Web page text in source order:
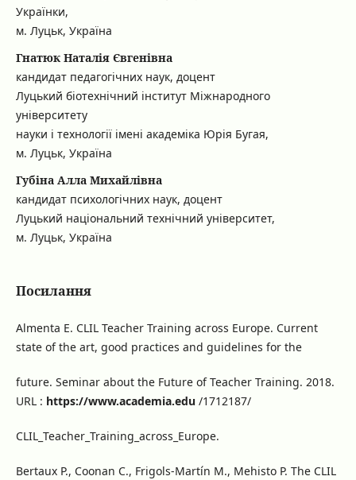
Українки,
м. Луцьк, Україна
Гнатюк Наталія Євгенівна
кандидат педагогічних наук, доцент
Луцький біотехнічний інститут Міжнародного
університету
науки і технології імені академіка Юрія Бугая,
м. Луцьк, Україна
Губіна Алла Михайлівна
кандидат психологічних наук, доцент
Луцький національний технічний університет,
м. Луцьк, Україна
Посилання
Almenta E. CLIL Teacher Training across Europe. Current
state of the art, good practices and guidelines for the
future. Seminar about the Future of Teacher Training. 2018.
URL : https://www.academia.edu/1712187/
CLIL_Teacher_Training_across_Europe.
Bertaux P., Coonan C., Frigols-Martín M., Mehisto P. The CLIL